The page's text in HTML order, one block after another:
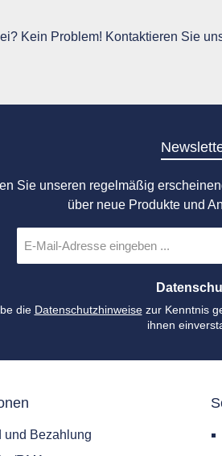
Kein Problem! Kontaktieren Sie
Sie unseren regelmäßig
über neue Produkte und
Mail-
Adresse
die Datenschutzhinweisezur Kenntnis
ihnen
und Bezahlung